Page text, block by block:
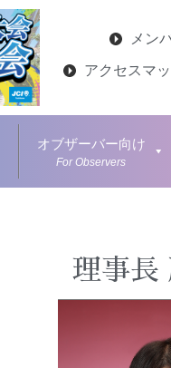
メン
アクセスマ
オブザーバー向け
For Observers
理事長